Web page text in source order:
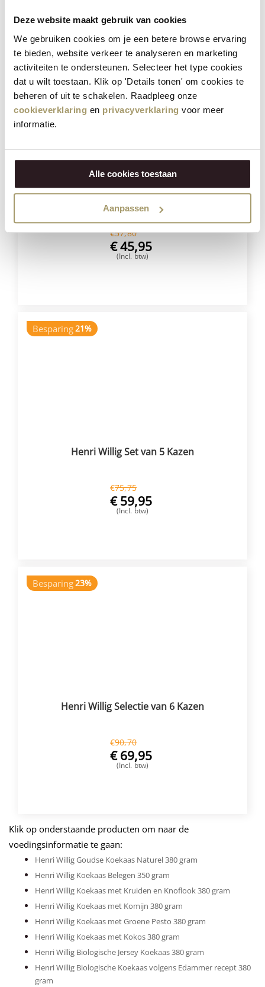
Deze website maakt gebruik van cookies
We gebruiken cookies om je een betere browse ervaring
te bieden, website verkeer te analyseren en marketing
activiteiten te ondersteunen. Selecteer het type cookies
dat u wilt toestaan. Klik op 'Details tonen' om cookies te
beheren of uit te schakelen. Raadpleeg onze
cookieverklaring en privacyverklaring voor meer
informatie.
Alle cookies toestaan
Aanpassen
VOEG TOE
Besparing 21%
Henri Willig Selectie van 4 Kazen
€57,80
€45,95
(Incl. btw)
Besparing21%
Henri Willig Set van 5 Kazen
€75,75
€59,95
(Incl. btw)
Besparing23%
Henri Willig Selectie van 6 Kazen
€90,70
€69,95
(Incl. btw)
Klik op onderstaande producten om naar de
voedingsinformatie te gaan:
Henri Willig Goudse Koekaas Naturel 380 gram
Henri Willig Koekaas Belegen 350 gram
Henri Willig Koekaas met Kruiden en Knoflook 380 gram
Henri Willig Koekaas met Komijn 380 gram
Henri Willig Koekaas met Groene Pesto 380 gram
Henri Willig Koekaas met Kokos 380 gram
Henri Willig Biologische Jersey Koekaas 380 gram
Henri Willig Biologische Koekaas volgens Edammer recept 380
gram